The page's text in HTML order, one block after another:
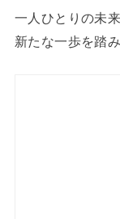
一人ひとりの未
新たな一歩を踏